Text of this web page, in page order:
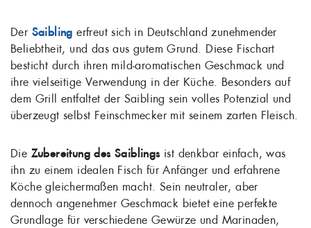
Der Saibling erfreut sich in Deutschland zunehmender
Beliebtheit, und das aus gutem Grund. Diese Fischart
besticht durch ihren mild-aromatischen Geschmack und
ihre vielseitige Verwendung in der Küche. Besonders auf
dem Grill entfaltet der Saibling sein volles Potenzial und
überzeugt selbst Feinschmecker mit seinem zarten Fleisch.
Die Zubereitung des Saiblingsist denkbar einfach, was
ihn zu einem idealen Fisch für Anfänger und erfahrene
Köche gleichermaßen macht. Sein neutraler, aber
dennoch angenehmer Geschmack bietet eine perfekte
Grundlage für verschiedene Gewürze und Marinaden,